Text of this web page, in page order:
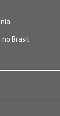
no Brasil